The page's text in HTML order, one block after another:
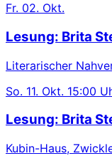
Fr. 02. Okt.
Lesung: Brita
Literarischer
So. 11. Okt. 15:00
Lesung: Brita
Kubin-Haus,